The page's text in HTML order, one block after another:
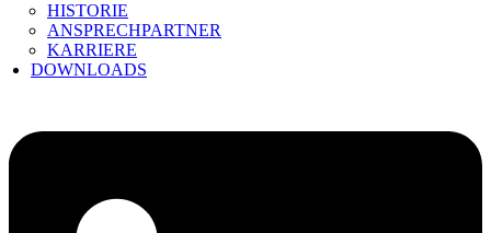
HISTORIE
ANSPRECHPARTNER
KARRIERE
DOWNLOADS